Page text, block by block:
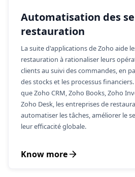
Automatisation des
restauration
La suite d'applications de Zoho aide
restauration à rationaliser leurs
clients au suivi des commandes, en
des stocks et les processus
que Zoho CRM, Zoho Books, Zoho
Zoho Desk, les entreprises de
automatiser les tâches, améliorer le
leur efficacité globale.
Know more